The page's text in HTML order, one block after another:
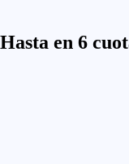
Hasta en 6